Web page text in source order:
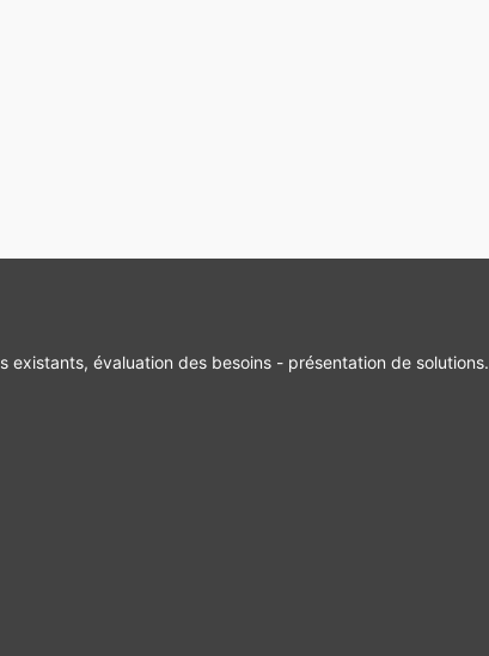
évaluation des besoins - présentation de solutions.